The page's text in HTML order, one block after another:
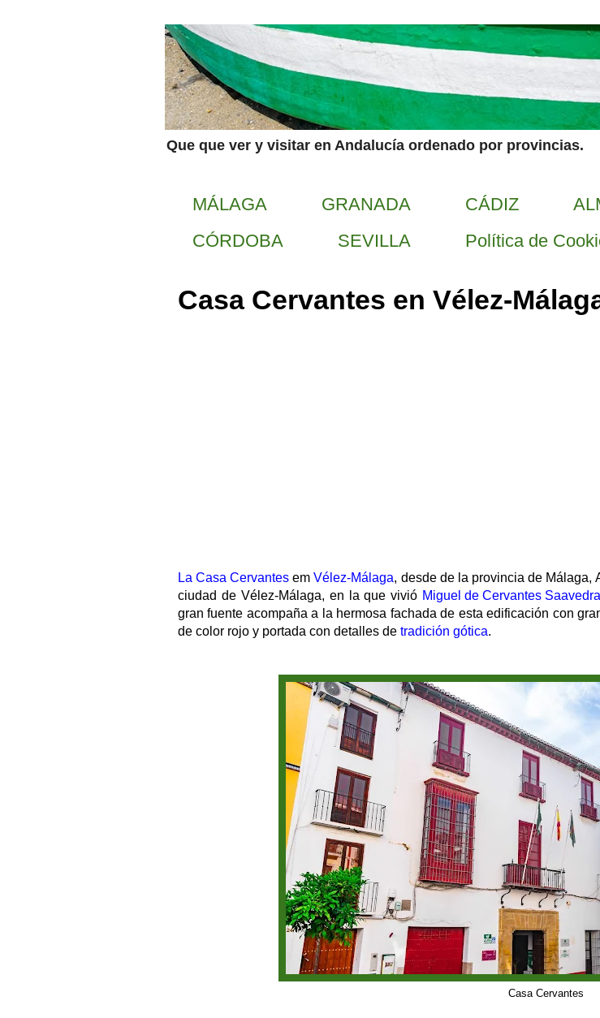
Que que ver y visitar en Andalucía ordenado por provincias.
MÁLAGA GRANADA CÁDIZ
CÓRDOBA
SEVILLA Política de
Casa Cervantes en Vélez-
La Casa Cervantes emVélez-Málaga, desde de la provincia de Málaga,
ciudad de Vélez-Málaga, en la que vivió Miguel de Cervantes Saavedra
gran fuente acompaña a la hermosa fachada de esta edificación con
de color rojo y portada con detalles de tradición gótica.
Casa Cervantes